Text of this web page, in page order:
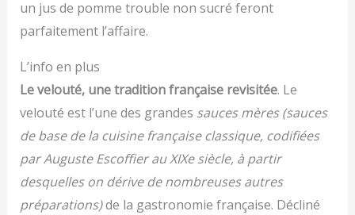
un jus de pomme trouble non sucré feront
parfaitement l’affaire.
L’info en plus
Le velouté, une tradition française revisitée. Le
velouté est l’une des grandes sauces mères (sauces
de base de la cuisine française classique, codifiées
par Auguste Escoffier au XIXe siècle, à partir
desquelles on dérive de nombreuses autres
préparations)de la gastronomie française. Décliné